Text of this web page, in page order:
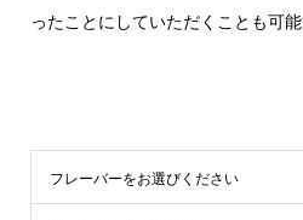
ったことにしていただくことも可
フレーバーをお選びください